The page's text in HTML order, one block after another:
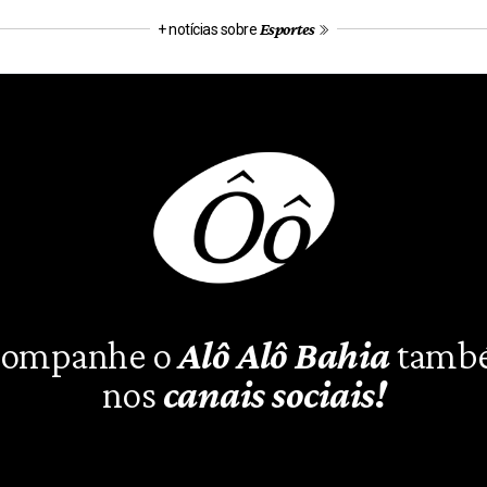
+ notícias sobre Esportes
oAlô Alô Bahia
nos canais sociais!